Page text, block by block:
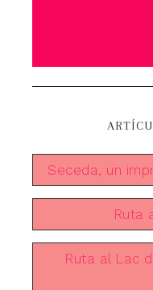
Seceda, un
Ruta
Ruta al Lac